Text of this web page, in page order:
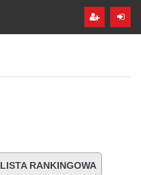
LISTA RANKINGOWA